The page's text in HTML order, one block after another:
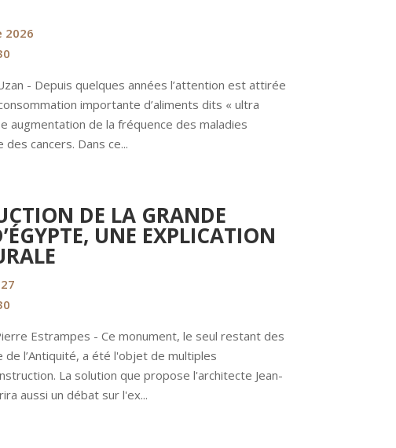
2026
- Depuis quelques années l’attention est attirée
importante d’aliments dits « ultra
augmentation de la fréquence des maladies
cancers. Dans ce...
DE LA GRANDE
UNE EXPLICATION
Estrampes - Ce monument, le seul restant des
de l’Antiquité, a été l'objet de multiples
La solution que propose l'architecte Jean-
aussi un débat sur l'ex...